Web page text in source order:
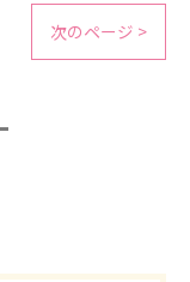
次のページ >